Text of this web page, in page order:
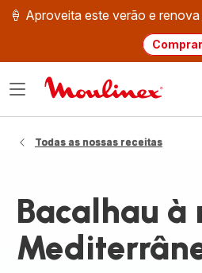
🍦 Aproveita este verão e
Comprar
Abrir
Todas as nossas receitas
Bacalhau à